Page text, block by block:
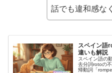
話でも違和感な
スペイン語
違いも解説
スペイン語の
去分詞rotoの
帰動詞「